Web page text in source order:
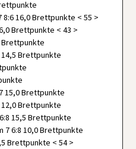
16,0 Brettpunkte < 55 >
Brettpunkte < 43 >
Brettpunkte
14,5 Brettpunkte
15,0 Brettpunkte
12,0 Brettpunkte
15,5 Brettpunkte
7 6:8 10,0 Brettpunkte
Brettpunkte < 54 >